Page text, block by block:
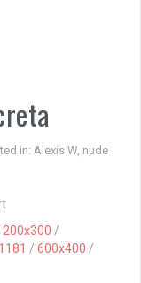
in: Alexis W, nude
200x300 /
/ 600x400 /